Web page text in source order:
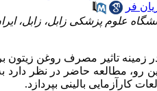
فر
علوم پزشکی زابل، زابل،
تاثیر مصرف روغن زیتون
رو، مطالعه حاضر در نظر دارد
کارآزمایی بالینی بپردازد.